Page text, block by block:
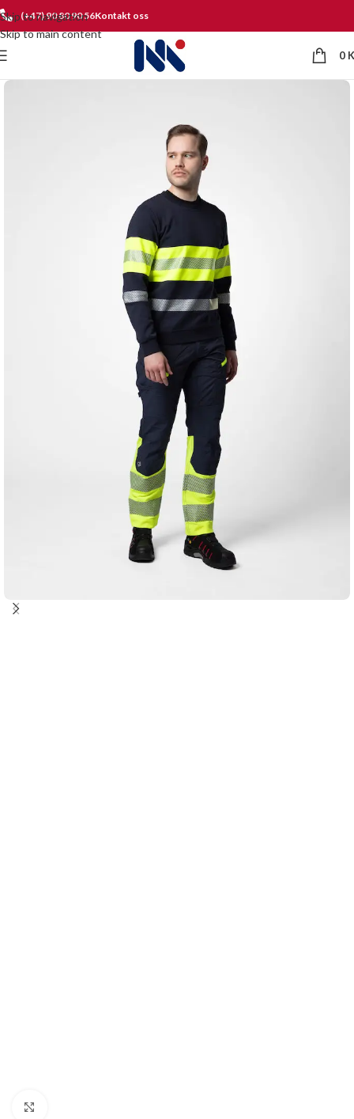
Skip to navigation
Skip to main content
(+47) 90 80 90 56Kontakt oss
0